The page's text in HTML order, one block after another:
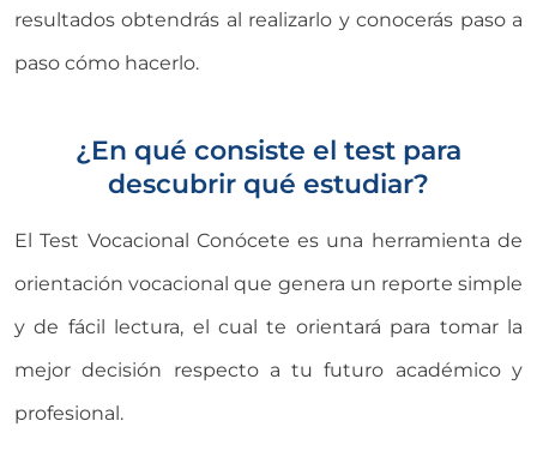
resultados obtendrás al realizarlo y conocerás paso a
paso cómo hacerlo.
¿En qué consiste el test para
descubrir qué estudiar?
El Test Vocacional Conócete es una herramienta de
orientación vocacional que genera un reporte simple
y de fácil lectura, el cual te orientará para tomar la
mejor decisión respecto a tu futuro académico y
profesional.